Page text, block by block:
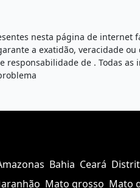
nesta página de internet
a exatidão, veracidade
responsabilidade de . Todas as
Bahia Ceará
Mato grosso Mato